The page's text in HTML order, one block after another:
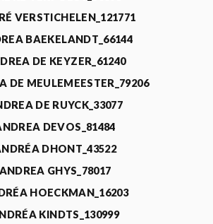
VERSTICHELEN_121771
BAEKELANDT_66144
DE KEYZER_61240
DE MEULEMEESTER_79206
DE RUYCK_33077
DEVOS_81484
DHONT_43522
ANDREA GHYS_78017
HOECKMAN_16203
KINDTS_130999